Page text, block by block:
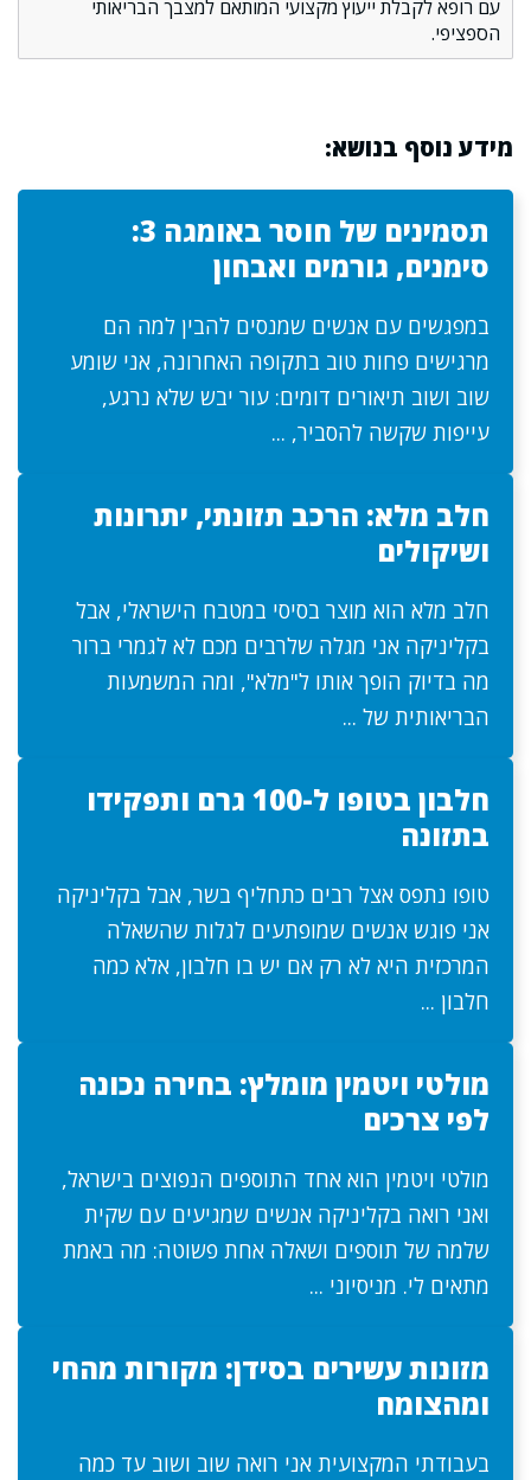
עם רופא לקבלת ייעוץ מקצועי המותאם למצבך הבריאותי
הספציפי.
מידע נוסף בנושא:
תסמינים של חוסר באומגה 3:
סימנים, גורמים ואבחון
במפגשים עם אנשים שמנסים להבין למה הם
מרגישים פחות טוב בתקופה האחרונה, אני שומע
שוב ושוב תיאורים דומים: עור יבש שלא נרגע,
עייפות שקשה להסביר, ...
חלב מלא: הרכב תזונתי, יתרונות
ושיקולים
חלב מלא הוא מוצר בסיסי במטבח הישראלי, אבל
בקליניקה אני מגלה שלרבים מכם לא לגמרי ברור
מה בדיוק הופך אותו ל"מלא", ומה המשמעות
הבריאותית של ...
חלבון בטופו ל-100 גרם ותפקידו
בתזונה
טופו נתפס אצל רבים כתחליף בשר, אבל בקליניקה
אני פוגש אנשים שמופתעים לגלות שהשאלה
המרכזית היא לא רק אם יש בו חלבון, אלא כמה
חלבון ...
מולטי ויטמין מומלץ: בחירה נכונה
לפי צרכים
מולטי ויטמין הוא אחד התוספים הנפוצים בישראל,
ואני רואה בקליניקה אנשים שמגיעים עם שקית
שלמה של תוספים ושאלה אחת פשוטה: מה באמת
מתאים לי. מניסיוני ...
מזונות עשירים בסידן: מקורות מהחי
ומהצומח
בעבודתי המקצועית אני רואה שוב ושוב עד כמה